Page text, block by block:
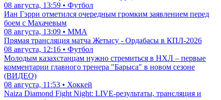
08 августа, 13:59 • Футбол
Иан Гэрри отметился очередным громким заявлением перед
боем с Махачевым
08 августа, 13:09 • ММА
Прямая трансляция матча Жетысу - Ордабасы в КПЛ-2026
08 августа, 12:16 • Футбол
Молодым казахстанцам нужно стремиться в НХЛ – первые
комментарии главного тренера "Барыса" в новом сезоне
(ВИДЕО)
08 августа, 11:53 • Хоккей
Naiza Diamond Fight Night: LIVE-результаты, трансляция и